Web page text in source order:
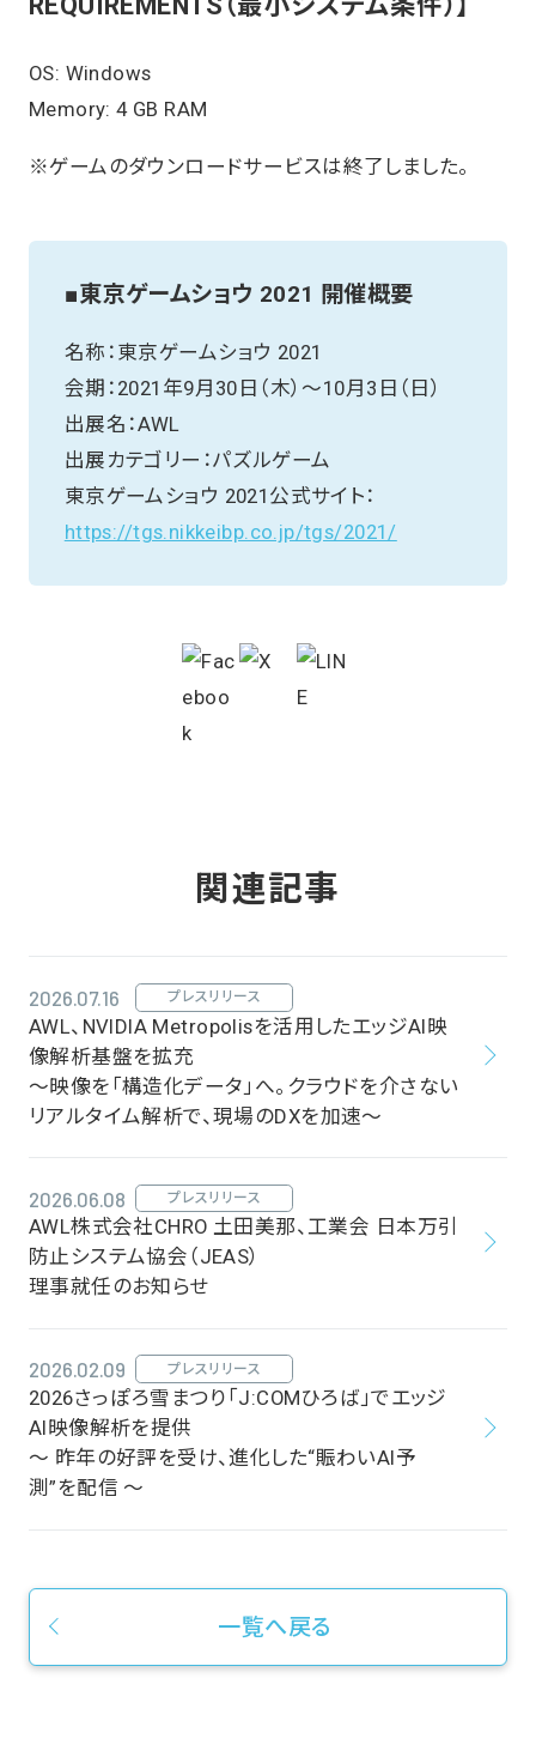
OS: Windows
Memory: 4 GB RAM
※ゲームのダウンロードサービスは終了しました。
■東京ゲームショウ 2021 開催概要
名称：東京ゲームショウ 2021
会期：2021年9月30日（木）～10月3日（日）
出展名：AWL
出展カテゴリー：パズルゲーム
東京ゲームショウ 2021公式サイト：
https://tgs.nikkeibp.co.jp/tgs/2021/
関連記事
2026.07.16 プレスリリース
AWL、NVIDIA Metropolisを活用したエッジAI映
像解析基盤を拡充
～映像を「構造化データ」へ。クラウドを介さない
リアルタイム解析で、現場のDXを加速～
2026.06.08 プレスリリース
AWL株式会社CHRO 土田美那、工業会 日本万引
防止システム協会（JEAS）
理事就任のお知らせ
2026.02.09 プレスリリース
2026さっぽろ雪まつり「J:COMひろば」でエッジ
AI映像解析を提供
～ 昨年の好評を受け、進化した“賑わいAI予
測”を配信 ～
一覧へ戻る